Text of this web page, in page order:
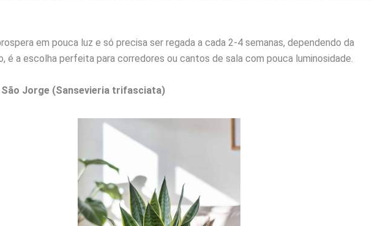
em pouca luz e só precisa ser regada a cada 2-4 semanas, dependendo da
é a escolha perfeita para corredores ou cantos de sala com pouca luminosidade.
São Jorge (Sansevieria trifasciata)